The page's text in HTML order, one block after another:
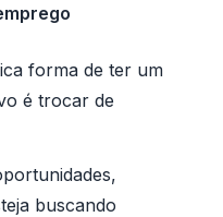
forma de ter um
é trocar de
buscando